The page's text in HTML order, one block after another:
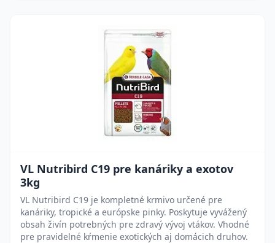
VL Nutribird C19 pre kanáriky a exotov
3kg
VL Nutribird C19 je kompletné krmivo určené pre
kanáriky, tropické a európske pinky. Poskytuje vyvážený
obsah živín potrebných pre zdravý vývoj vtákov. Vhodné
pre pravidelné kŕmenie exotických aj domácich druhov.